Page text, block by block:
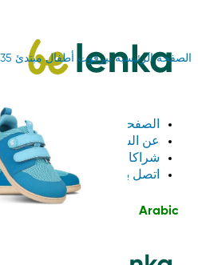
الصفحة الرئيسية
عن الشركة
شراكات بين الشركات
اتصل بنا
Arabic
الصفحة الرئيسية بيرفوت أطفالمبتدئ 35-40